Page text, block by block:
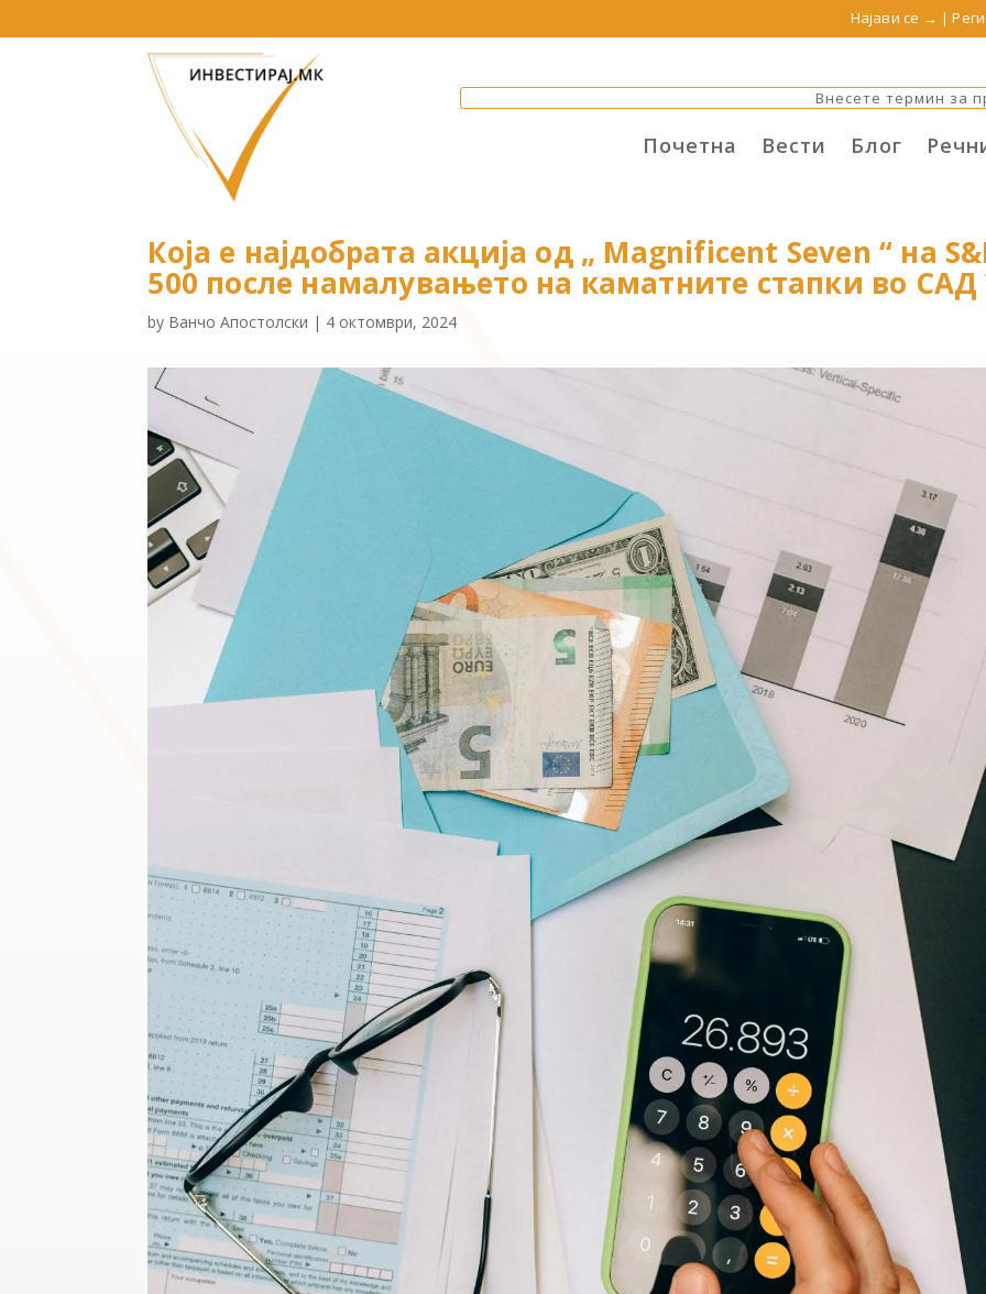
Најави се → |
Почетна Вести Блог
Која е најдобрата акција од „ Magnificent Seven “ на
500 после намалувањето на каматните стапки во САД
by Ванчо Апостолски | 4 октомври, 2024